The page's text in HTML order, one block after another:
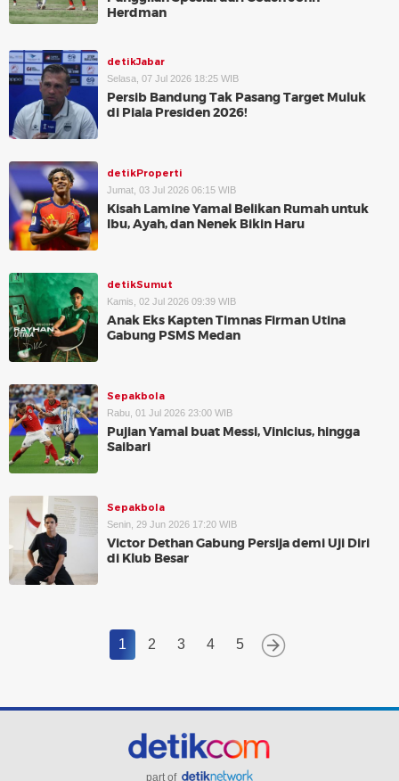
Herdman
detikJabar
Selasa, 07 Jul 2026 18:25 WIB
Persib Bandung Tak Pasang Target Muluk
di Piala Presiden 2026!
detikProperti
Jumat, 03 Jul 2026 06:15 WIB
Kisah Lamine Yamal Belikan Rumah untuk
Ibu, Ayah, dan Nenek Bikin Haru
detikSumut
Kamis, 02 Jul 2026 09:39 WIB
Anak Eks Kapten Timnas Firman Utina
Gabung PSMS Medan
Sepakbola
Rabu, 01 Jul 2026 23:00 WIB
Pujian Yamal buat Messi, Vinicius, hingga
Saibari
Sepakbola
Senin, 29 Jun 2026 17:20 WIB
Victor Dethan Gabung Persija demi Uji Diri
di Klub Besar
1 2 3 4 5
part of